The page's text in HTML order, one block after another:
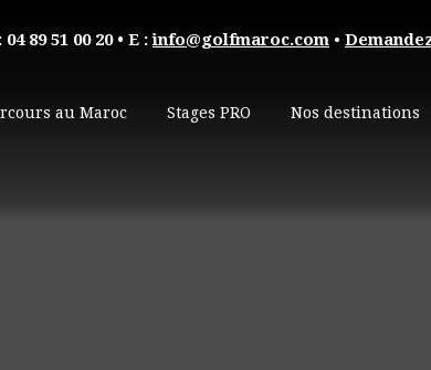
04 89 51 00 20• E :info@golfmaroc.com •
au Maroc Stages PRO Nos destinations